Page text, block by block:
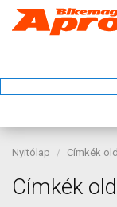
Nyitólap Címkék
Címkék